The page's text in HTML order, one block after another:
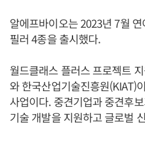
알에프바이오는 2023년 7월
필러 4종을 출시했다.
월드클래스 플러스 프로젝트
와 한국산업기술진흥원(KIAT)
사업이다. 중견기업과 중견후
기술 개발을 지원하고 글로벌